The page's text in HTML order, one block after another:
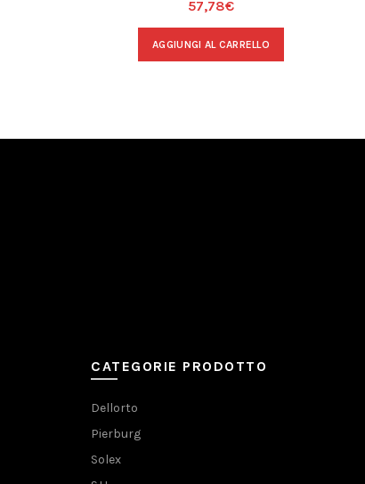
57,78€
AGGIUNGI AL CARRELLO
CATEGORIE PRODOTTO
Dellorto
Pierburg
Solex